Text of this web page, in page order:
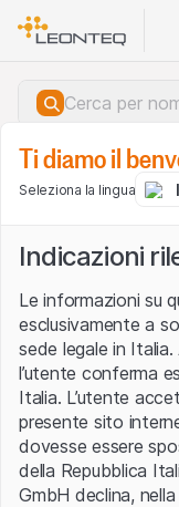
Ti diamo il
Seleziona la lingua
Indicazioni
Le informazioni su
esclusivamente a
sede legale in
l’utente conferma
Italia. L’utente
presente sito
dovesse essere
della Repubblica
GmbH declina,